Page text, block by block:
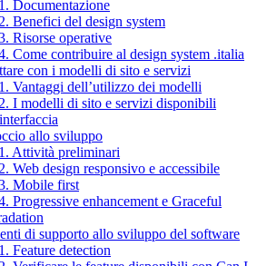
Documentazione
Benefici del design system
Risorse operative
Come contribuire al design system .italia
con i modelli di sito e servizi
Vantaggi dell’utilizzo dei modelli
I modelli di sito e servizi disponibili
allo sviluppo
Attività preliminari
Web design responsivo e accessibile
Mobile first
Progressive enhancement e Graceful
di supporto allo sviluppo del software
Feature detection